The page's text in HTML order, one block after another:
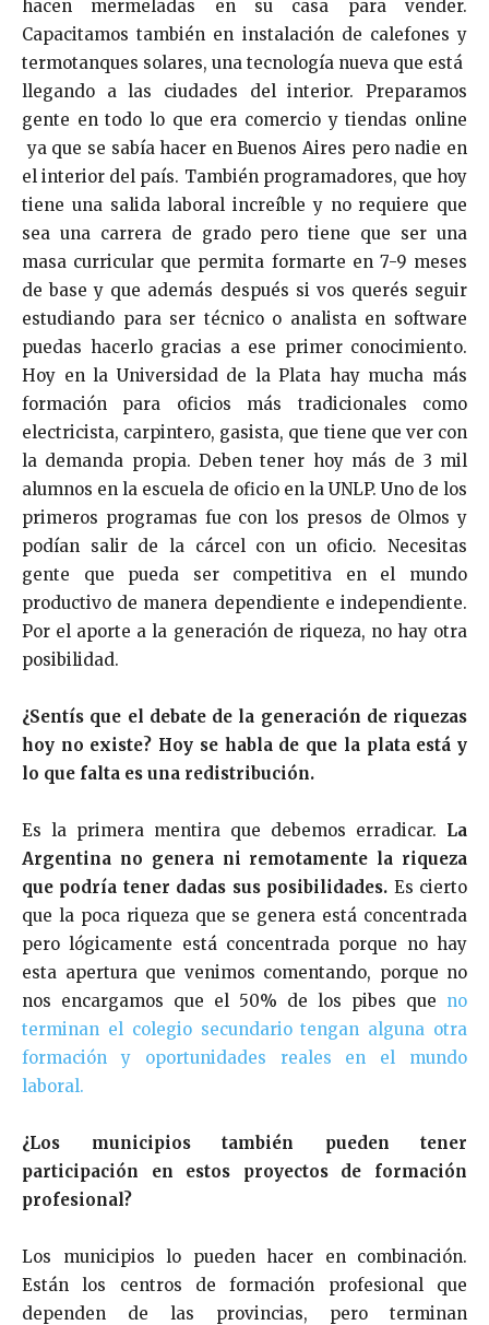
hacen mermeladas en su casa para vender.
Capacitamos también en instalación de calefones y
termotanques solares, una tecnología nueva que está
llegando a las ciudades del interior. Preparamos
gente en todo lo que era comercio y tiendas online
ya que se sabía hacer en Buenos Aires pero nadie en
el interior del país. También programadores, que hoy
tiene una salida laboral increíble y no requiere que
sea una carrera de grado pero tiene que ser una
masa curricular que permita formarte en 7-9 meses
de base y que además después si vos querés seguir
estudiando para ser técnico o analista en software
puedas hacerlo gracias a ese primer conocimiento.
Hoy en la Universidad de la Plata hay mucha más
formación para oficios más tradicionales como
electricista, carpintero, gasista, que tiene que ver con
la demanda propia. Deben tener hoy más de 3 mil
alumnos en la escuela de oficio en la UNLP. Uno de los
primeros programas fue con los presos de Olmos y
podían salir de la cárcel con un oficio. Necesitas
gente que pueda ser competitiva en el mundo
productivo de manera dependiente e independiente.
Por el aporte a la generación de riqueza, no hay otra
posibilidad.
¿Sentís que el debate de la generación de riquezas
hoy no existe? Hoy se habla de que la plata está y
lo que falta es una redistribución.
Es la primera mentira que debemos erradicar. La
Argentina no genera ni remotamente la riqueza
que podría tener dadas sus posibilidades. Es cierto
que la poca riqueza que se genera está concentrada
pero lógicamente está concentrada porque no hay
esta apertura que venimos comentando, porque no
nos encargamos que el 50% de los pibes que no
terminan el colegio secundario tengan alguna otra
formación y oportunidades reales en el mundo
laboral.
¿Los municipios también pueden tener
participación en estos proyectos de formación
profesional?
Los municipios lo pueden hacer en combinación.
Están los centros de formación profesional que
dependen de las provincias, pero terminan